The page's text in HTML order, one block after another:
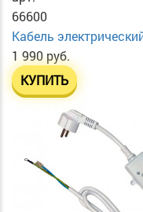
66600
Кабель
1 990 руб.
КУПИТЬ